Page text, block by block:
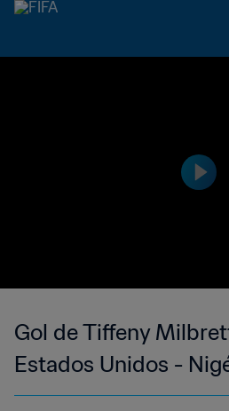
Gol de Tiffeny
Estados Unidos -
Mundo Feminina